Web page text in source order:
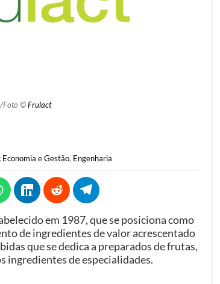
Foto ©Frulact
Economia e Gestão, Engenharia
em 1987, que se posiciona como
de ingredientes de valor acrescentado
que se dedica a preparados de frutas,
ingredientes de especialidades.